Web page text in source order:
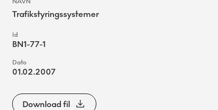
Trafikstyringssystemer
BN1-77-1
01.02.2007
Download fil